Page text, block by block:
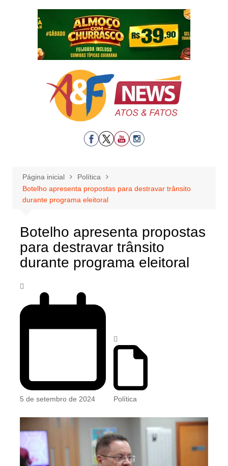
Página inicial
Política
Botelho apresenta propostas para destravar trânsito
durante programa eleitoral
Botelho apresenta propostas
para destravar trânsito
durante programa eleitoral
5 de setembro de 2024 Política